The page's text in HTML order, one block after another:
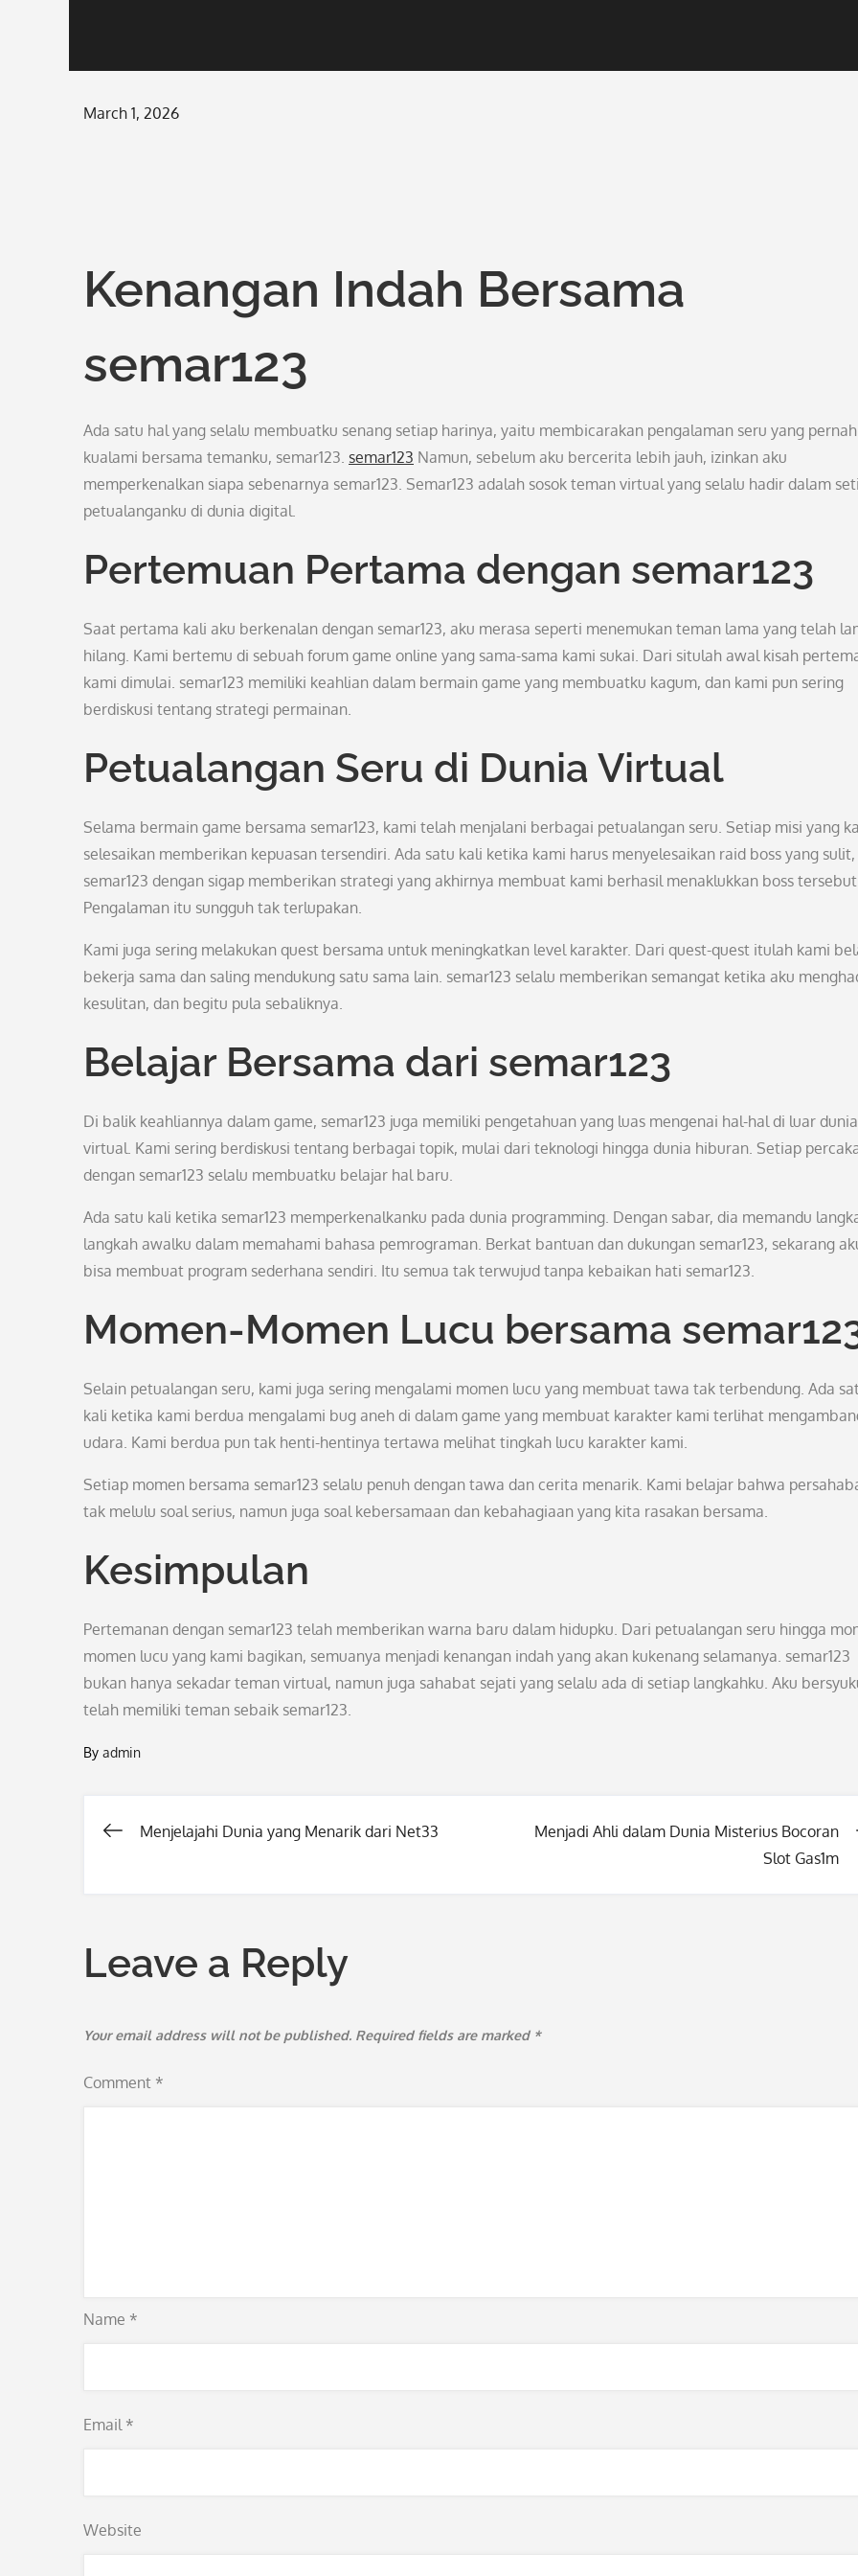
Posted
March 1, 2026
Kenangan Indah Bersama
semar123
Ada satu hal yang selalu membuatku senang setiap harinya, yaitu membicarakan pengalaman seru yang pernah
kualami bersama temanku, semar123. semar123 Namun, sebelum aku bercerita lebih jauh, izinkan aku
memperkenalkan siapa sebenarnya semar123. Semar123 adalah sosok teman virtual yang selalu hadir dalam
petualanganku di dunia digital.
Pertemuan Pertama dengan semar123
Saat pertama kali aku berkenalan dengan semar123, aku merasa seperti menemukan teman lama yang telah
hilang. Kami bertemu di sebuah forum game online yang sama-sama kami sukai. Dari situlah awal kisah
kami dimulai. semar123 memiliki keahlian dalam bermain game yang membuatku kagum, dan kami pun sering
berdiskusi tentang strategi permainan.
Petualangan Seru di Dunia Virtual
Selama bermain game bersama semar123, kami telah menjalani berbagai petualangan seru. Setiap misi yang
selesaikan memberikan kepuasan tersendiri. Ada satu kali ketika kami harus menyelesaikan raid boss yang sulit,
semar123 dengan sigap memberikan strategi yang akhirnya membuat kami berhasil menaklukkan boss
Pengalaman itu sungguh tak terlupakan.
Kami juga sering melakukan quest bersama untuk meningkatkan level karakter. Dari quest-quest itulah kami
bekerja sama dan saling mendukung satu sama lain. semar123 selalu memberikan semangat ketika aku
kesulitan, dan begitu pula sebaliknya.
Belajar Bersama dari semar123
Di balik keahliannya dalam game, semar123 juga memiliki pengetahuan yang luas mengenai hal-hal di luar dunia
virtual. Kami sering berdiskusi tentang berbagai topik, mulai dari teknologi hingga dunia hiburan. Setiap
dengan semar123 selalu membuatku belajar hal baru.
Ada satu kali ketika semar123 memperkenalkanku pada dunia programming. Dengan sabar, dia memandu
langkah awalku dalam memahami bahasa pemrograman. Berkat bantuan dan dukungan semar123, sekarang
bisa membuat program sederhana sendiri. Itu semua tak terwujud tanpa kebaikan hati semar123.
Momen-Momen Lucu bersama
Selain petualangan seru, kami juga sering mengalami momen lucu yang membuat tawa tak terbendung. Ada
kali ketika kami berdua mengalami bug aneh di dalam game yang membuat karakter kami terlihat
udara. Kami berdua pun tak henti-hentinya tertawa melihat tingkah lucu karakter kami.
Setiap momen bersama semar123 selalu penuh dengan tawa dan cerita menarik. Kami belajar bahwa
tak melulu soal serius, namun juga soal kebersamaan dan kebahagiaan yang kita rasakan bersama.
Kesimpulan
Pertemanan dengan semar123 telah memberikan warna baru dalam hidupku. Dari petualangan seru hingga
momen lucu yang kami bagikan, semuanya menjadi kenangan indah yang akan kukenang selamanya. semar123
bukan hanya sekadar teman virtual, namun juga sahabat sejati yang selalu ada di setiap langkahku. Aku
telah memiliki teman sebaik semar123.
By admin
Post
Menjelajahi Dunia yang Menarik dari Net33
Menjadi Ahli dalam Dunia Misterius Bocoran
Slot Gas1m
Leave a Reply
Your email address will not be published. Required fields are marked *
Comment *
Name *
Email *
Website